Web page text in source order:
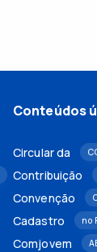
Conteúdos
Circular da
Contribuição
Convenção
Cadastro no
Comjovem